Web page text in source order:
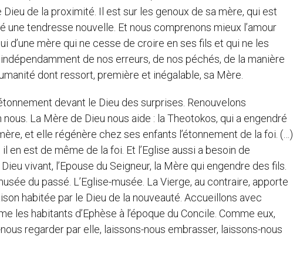
de la proximité. Il est sur les genoux de sa mère, qui est
une tendresse nouvelle. Et nous comprenons mieux l’amour
mère qui ne cesse de croire en ses fils et qui ne les
de nos erreurs, de nos péchés, de la manière
dont ressort, première et inégalable, sa Mère.
devant le Dieu des surprises. Renouvelons
La Mère de Dieu nous aide : la Theotokos, qui a engendré
et elle régénère chez ses enfants l’étonnement de la foi. (…)
est de même de la foi. Et l’Eglise aussi a besoin de
vivant, l’Epouse du Seigneur, la Mère qui engendre des fils.
du passé. L’Eglise-musée. La Vierge, au contraire, apporte
habitée par le Dieu de la nouveauté. Accueillons avec
les habitants d’Ephèse à l’époque du Concile. Comme eux,
regarder par elle, laissons-nous embrasser, laissons-nous